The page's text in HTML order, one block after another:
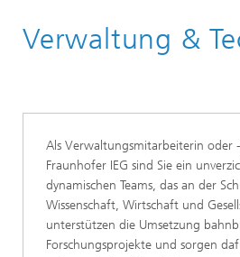
Jobs | Karriere
Verwaltung &
Als Verwaltungsmitarbeiterin oder
Fraunhofer IEG sind Sie ein
dynamischen Teams, das an der
Wissenschaft, Wirtschaft und
unterstützen die Umsetzung
Forschungsprojekte und sorgen